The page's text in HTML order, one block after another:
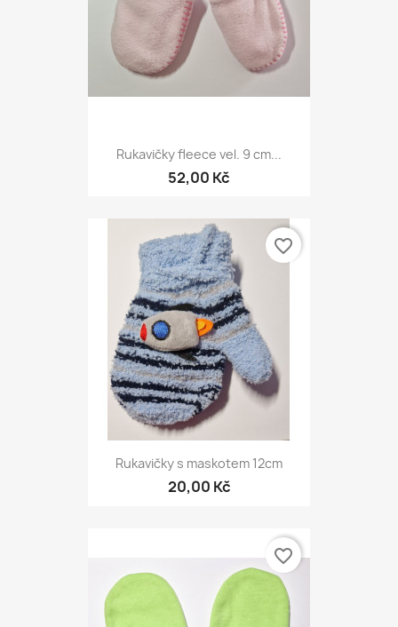
Rukavičky fleece vel. 9 cm...
52,00 Kč
Rukavičky s maskotem 12cm
20,00 Kč
favorite_border
favorite_border